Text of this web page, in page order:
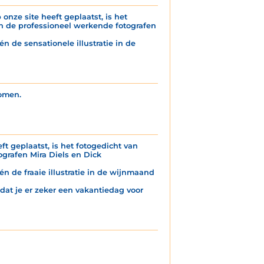
onze site heeft geplaatst, is het
de professioneel werkende fotografen
de sensationele illustratie in de
geplaatst, is het fotogedicht van
Mira Diels en Dick
de fraaie illustratie in de wijnmaand
je er zeker een vakantiedag voor